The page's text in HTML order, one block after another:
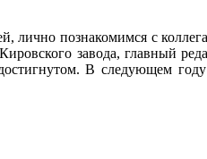
лично познакомимся с
завода, главный
В следующем